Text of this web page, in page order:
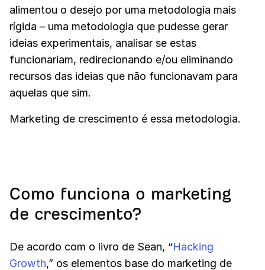
alimentou o desejo por uma metodologia mais
rígida – uma metodologia que pudesse gerar
ideias experimentais, analisar se estas
funcionariam, redirecionando e/ou eliminando
recursos das ideias que não funcionavam para
aquelas que sim.
Marketing de crescimento é essa metodologia.
Como funciona o marketing
de crescimento?
De acordo com o livro de Sean, “Hacking
Growth,” os elementos base do marketing de